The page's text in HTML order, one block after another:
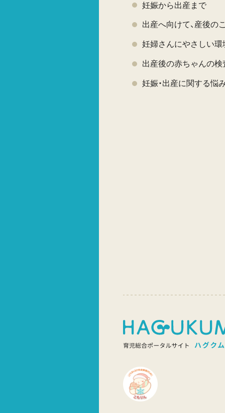
妊娠から出産まで
出産へ向けて、産後の
妊婦さんにやさしい環
出産後の赤ちゃんの検
妊娠・出産に関する悩